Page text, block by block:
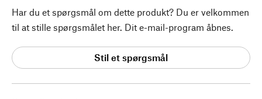
Har du et spørgsmål om dette produkt? Du er velkommen
til at stille spørgsmålet her. Dit e-mail-program åbnes.
Stil et spørgsmål